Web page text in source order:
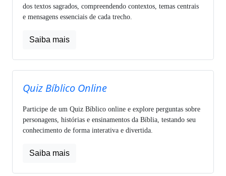
dos textos sagrados, compreendendo contextos, temas centrais
e mensagens essenciais de cada trecho.
Saiba mais
Quiz Bíblico Online
Participe de um Quiz Bíblico online e explore perguntas sobre
personagens, histórias e ensinamentos da Bíblia, testando seu
conhecimento de forma interativa e divertida.
Saiba mais